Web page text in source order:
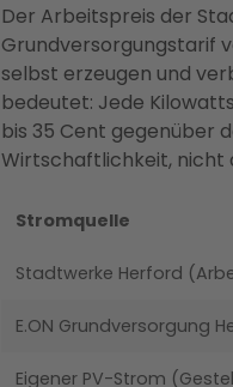
Der Arbeitspreis der
Grundversorgungstarif
selbst erzeugen und
bedeutet: Jede
bis 35 Cent gegenüber
Wirtschaftlichkeit, nicht
Stromquelle
Stadtwerke Herford
E.ON Grundversorgung
Eigener PV-Strom